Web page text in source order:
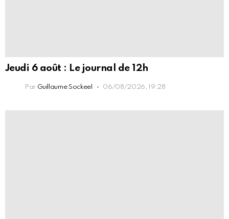
Jeudi 6 août : Le journal de 12h
Par Guillaume Sockeel 06/08/2026, 19:28